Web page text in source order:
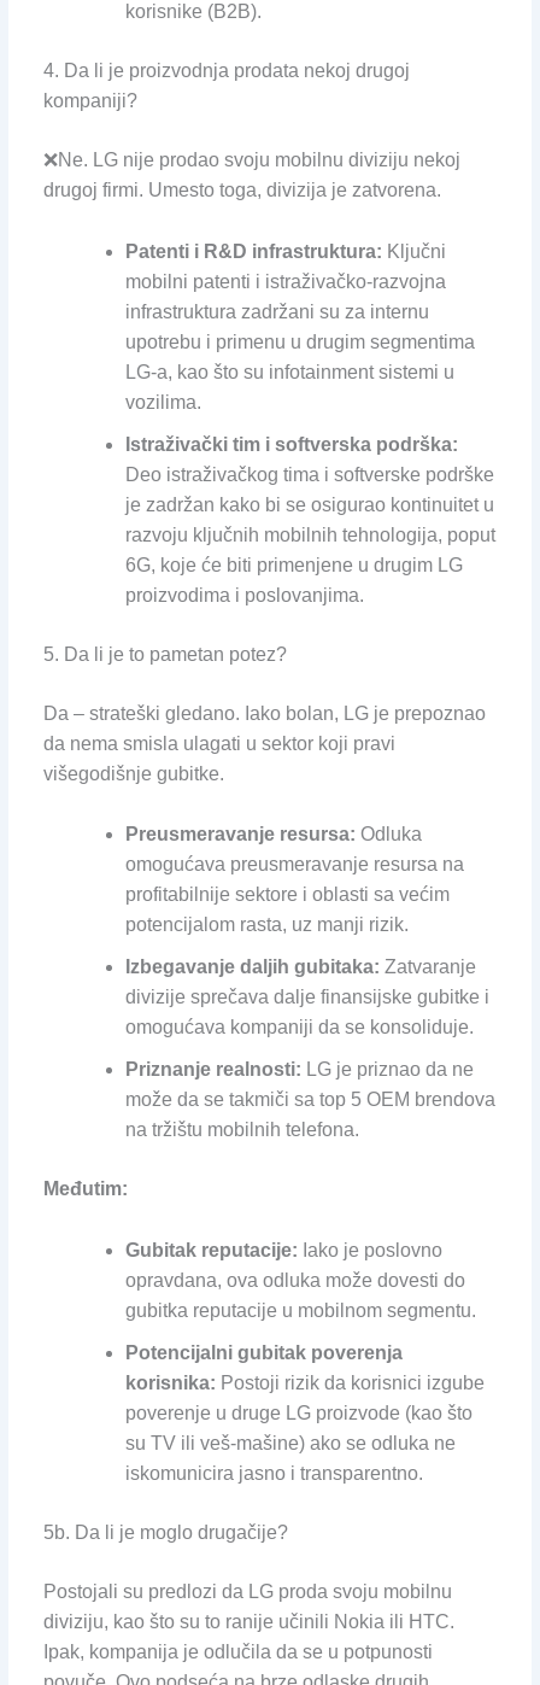
korisnike (B2B).
4. Da li je proizvodnja prodata nekoj drugoj
kompaniji?
❌Ne. LG nije prodao svoju mobilnu diviziju nekoj
drugoj firmi. Umesto toga, divizija je zatvorena.
Patenti i R&D infrastruktura: Ključni
mobilni patenti i istraživačko-razvojna
infrastruktura zadržani su za internu
upotrebu i primenu u drugim segmentima
LG-a, kao što su infotainment sistemi u
vozilima.
Istraživački tim i softverska podrška:
Deo istraživačkog tima i softverske podrške
je zadržan kako bi se osigurao kontinuitet u
razvoju ključnih mobilnih tehnologija, poput
6G, koje će biti primenjene u drugim LG
proizvodima i poslovanjima.
5. Da li je to pametan potez?
Da – strateški gledano. Iako bolan, LG je prepoznao
da nema smisla ulagati u sektor koji pravi
višegodišnje gubitke.
Preusmeravanje resursa: Odluka
omogućava preusmeravanje resursa na
profitabilnije sektore i oblasti sa većim
potencijalom rasta, uz manji rizik.
Izbegavanje daljih gubitaka: Zatvaranje
divizije sprečava dalje finansijske gubitke i
omogućava kompaniji da se konsoliduje.
Priznanje realnosti: LG je priznao da ne
može da se takmiči sa top 5 OEM brendova
na tržištu mobilnih telefona.
Međutim:
Gubitak reputacije: Iako je poslovno
opravdana, ova odluka može dovesti do
gubitka reputacije u mobilnom segmentu.
Potencijalni gubitak poverenja
korisnika: Postoji rizik da korisnici izgube
poverenje u druge LG proizvode (kao što
su TV ili veš-mašine) ako se odluka ne
iskomunicira jasno i transparentno.
5b. Da li je moglo drugačije?
Postojali su predlozi da LG proda svoju mobilnu
diviziju, kao što su to ranije učinili Nokia ili HTC.
Ipak, kompanija je odlučila da se u potpunosti